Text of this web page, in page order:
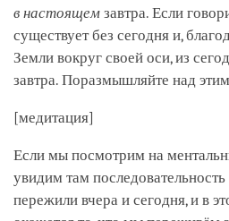
в настоящем завтра. Если
существует без сегодня и,
Земли вокруг своей оси, из
завтра. Поразмышляйте над
[медитация]
Если мы посмотрим на
увидим там
пережили вчера и сегодня, и в